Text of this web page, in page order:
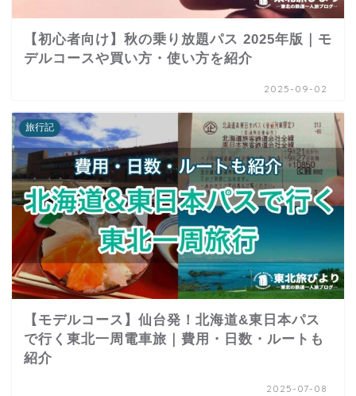
【初心者向け】秋の乗り放題パス 2025年版｜モ
デルコースや買い方・使い方を紹介
2025-09-02
旅行記
【モデルコース】仙台発！北海道&東日本パス
で行く東北一周電車旅｜費用・日数・ルートも
紹介
2025-07-08